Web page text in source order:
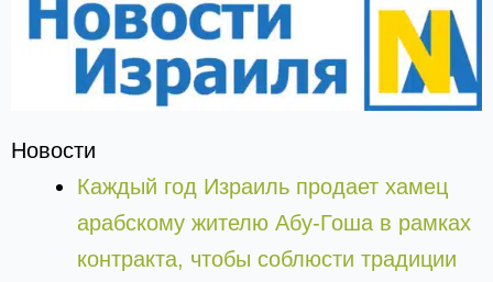
Новости
Каждый год Израиль продает хамец
арабскому жителю Абу-Гоша в рамках
контракта, чтобы соблюсти традиции